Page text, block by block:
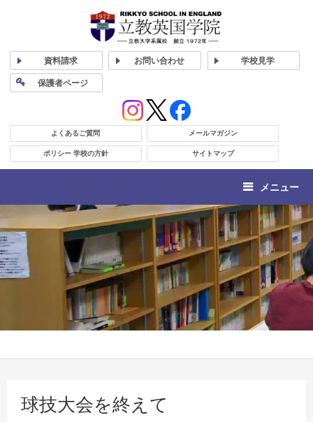
資料請求 お問い合わせ 学校見学
保護者ページ
よくあるご質問 メールマガジン
ポリシー 学校の方針 サイトマップ
メニュー
球技大会を終えて